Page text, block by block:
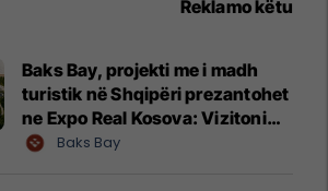
Reklamo këtu
Baks Bay, projekti me i madh
turistik në Shqipëri prezantohet
ne Expo Real Kosova: Vizitoni
shtandin dhe zbuloni
Baks Bay